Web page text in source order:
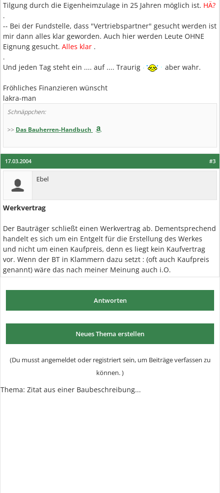
Tilgung durch die Eigenheimzulage in 25 Jahren möglich ist. HÄ?
.
-- Bei der Fundstelle, dass "Vertriebspartner" gesucht werden ist
mir dann alles klar geworden. Auch hier werden Leute OHNE
Eignung gesucht. Alles klar .
.
Und jeden Tag steht ein .... auf .... Traurig
aber wahr.
Fröhliches Finanzieren wünscht
lakra-man
Schnäppchen:
>> Das Bauherren-Handbuch
#3
17.03.2004
Ebel
Werkvertrag
Der Bauträger schließt einen Werkvertrag ab. Dementsprechend
handelt es sich um ein Entgelt für die Erstellung des Werkes
und nicht um einen Kaufpreis, denn es liegt kein Kaufvertrag
vor. Wenn der BT in Klammern dazu setzt : (oft auch Kaufpreis
genannt) wäre das nach meiner Meinung auch i.O.
Antworten
Neues Thema erstellen
(Du musst angemeldet oder registriert sein, um Beiträge verfassen zu
können. )
Thema: Zitat aus einer Baubeschreibung...